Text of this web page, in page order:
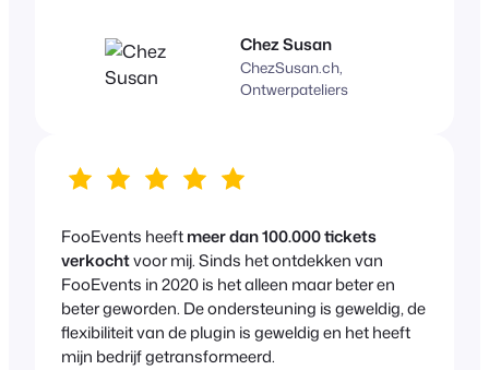
Chez Susan
ChezSusan.ch,
Ontwerpateliers
FooEvents heeftmeer dan 100.000 tickets
verkochtvoor mij. Sinds het ontdekken van
FooEvents in 2020 is het alleen maar beter en
beter geworden. De ondersteuning is geweldig, de
flexibiliteit van de plugin is geweldig en het heeft
mijn bedrijf getransformeerd.